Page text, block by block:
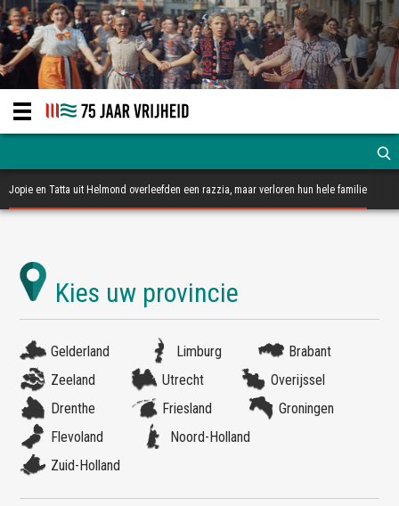
Jopie en Tatta uit Helmond overleefden een razzia, maar verloren hun hele familie
Gelderland Limburg
Brabant
Zeeland
Utrecht
Overijssel
Drenthe
Friesland
Groningen
Flevoland
Noord-Holland
Zuid-Holland